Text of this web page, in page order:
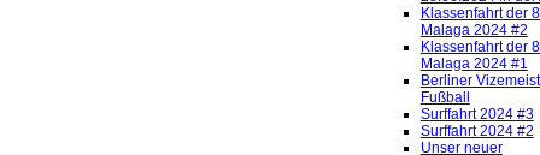
Klassenfahrt der
Malaga 2024 #2
Klassenfahrt der
Malaga 2024 #1
Berliner
Fußball
Surffahrt 2024 #3
Surffahrt 2024 #2
Unser neuer